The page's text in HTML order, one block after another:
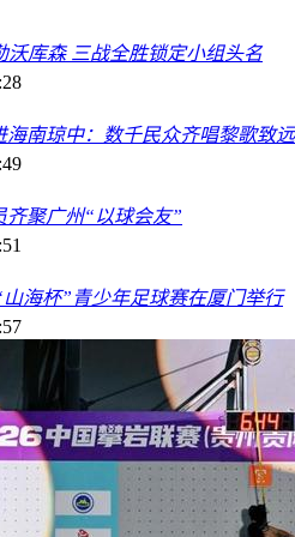
沃库森 三战全胜锁定小组头名
海南琼中：数千民众齐唱黎歌致
齐聚广州“以球会友”
海杯”青少年足球赛在厦门举行